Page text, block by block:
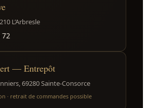
L’Arbresle
72
— Entrepôt
69280 Sainte-Consorce
· retrait de commandes possible